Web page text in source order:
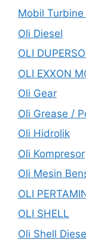
Mobil Turbine
Oli Diesel
OLI
OLI EXXON
Oli Gear
Oli Grease /
Oli Hidrolik
Oli Kompresor
Oli Mesin
OLI
OLI SHELL
Oli Shell